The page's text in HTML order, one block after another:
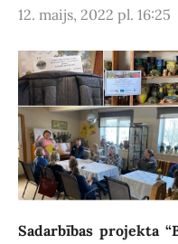
12. maijs, 2022 pl. 16:25
Sadarbības projekta